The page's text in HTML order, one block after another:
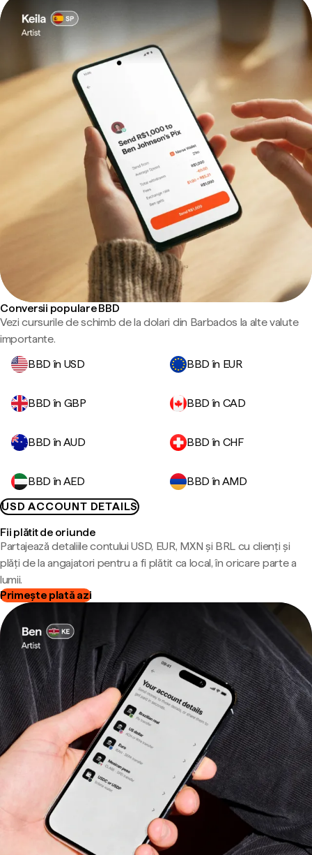
Conversii populare BBD
Vezi cursurile de schimb de la dolari din Barbados la alte valute
importante.
BBD în USD
BBD în EUR
BBD în GBP BBD în CAD
BBD în AUD BBD în CHF
BBD în AED
BBD în AMD
USD ACCOUNT DETAILS
Fii plătit de oriunde
Partajează detaliile contului USD, EUR, MXN și BRL cu clienți și
plăți de la angajatori pentru a fi plătit ca local, în oricare parte a
lumii.
Primește plată azi